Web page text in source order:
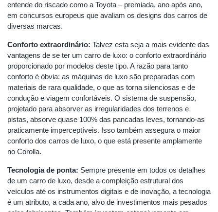
entende do riscado como a Toyota – premiada, ano após ano,
em concursos europeus que avaliam os designs dos carros de
diversas marcas.
Conforto extraordinário: Talvez esta seja a mais evidente das
vantagens de se ter um carro de luxo: o conforto extraordinário
proporcionado por modelos deste tipo. A razão para tanto
conforto é óbvia: as máquinas de luxo são preparadas com
materiais de rara qualidade, o que as torna silenciosas e de
condução e viagem confortáveis. O sistema de suspensão,
projetado para absorver as irregularidades dos terrenos e
pistas, absorve quase 100% das pancadas leves, tornando-as
praticamente imperceptíveis. Isso também assegura o maior
conforto dos carros de luxo, o que está presente amplamente
no Corolla.
Tecnologia de ponta: Sempre presente em todos os detalhes
de um carro de luxo, desde a compleição estrutural dos
veículos até os instrumentos digitais e de inovação, a tecnologia
é um atributo, a cada ano, alvo de investimentos mais pesados